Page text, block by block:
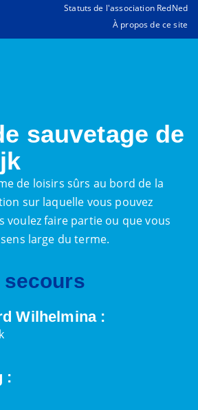
Statuts de l'association RedNed
À propos de ce site
sauvetage de
de loisirs sûrs au bord de la
sur laquelle vous pouvez
voulez faire partie ou que vous
large du terme.
secours
Wilhelmina :
: